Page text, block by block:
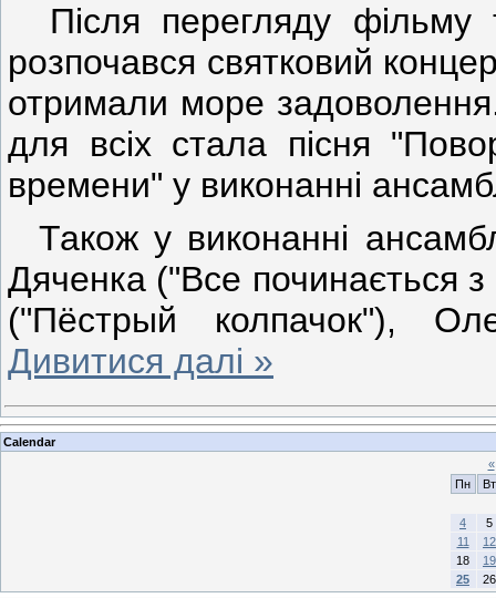
Після перегляду фільму
розпочався святковий
отримали море
для всіх стала пісня
времени" у виконанні
Також у виконанні
Дяченка ("Все починається
("Пёстрый колпачок"),
Дивитися далі »
Calendar
«
Пн
Вт
4
5
11
12
18
19
25
26